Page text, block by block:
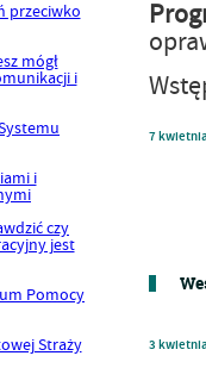
7
3